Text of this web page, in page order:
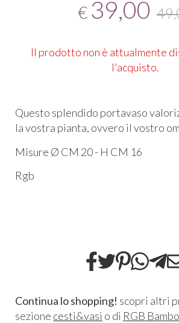
€ 39,00
Il prodotto non è attualmente
l'acquisto.
Questo splendido portavaso
la vostra pianta, ovvero il vostro
Misure Ø CM 20 - H CM 16
Rgb
Continua lo shopping! scopri altri
sezione cesti&vasi o di RGB